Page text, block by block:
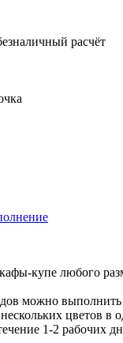
расчёт
купе любого
можно
цветов в
1-2 рабочих